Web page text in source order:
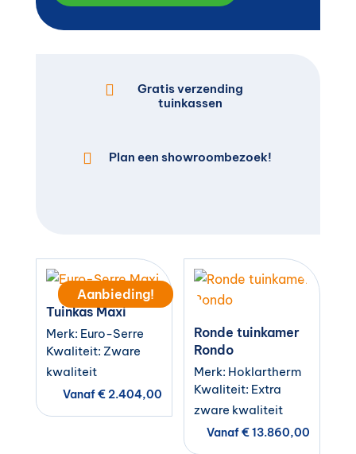

Gratis verzending
tuinkassen
 Plan een showroombezoek!
Aanbieding!
Tuinkas Maxi
Merk: Euro-Serre
Kwaliteit: Zware
kwaliteit
Vanaf€2.404,00
Ronde tuinkamer
Rondo
Merk: Hoklartherm
Kwaliteit: Extra
zware kwaliteit
Vanaf€13.860,00